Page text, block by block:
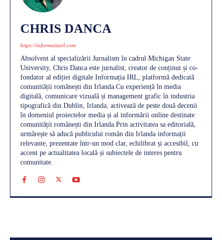
CHRIS DANCA
https://informatiairl.com
Absolvent al specializării Jurnalism în cadrul Michigan State
University, Chris Danca este jurnalist, creator de conținut și co-
fondator al ediției digitale Informația IRL, platformă dedicată
comunității românești din Irlanda.Cu experiență în media
digitală, comunicare vizuală și management grafic în industria
tipografică din Dublin, Irlanda, activează de peste două decenii
în domeniul proiectelor media și al informării online destinate
comunității românești din Irlanda.Prin activitatea sa editorială,
urmărește să aducă publicului român din Irlanda informații
relevante, prezentate într-un mod clar, echilibrat și accesibil, cu
accent pe actualitatea locală și subiectele de interes pentru
comunitate.